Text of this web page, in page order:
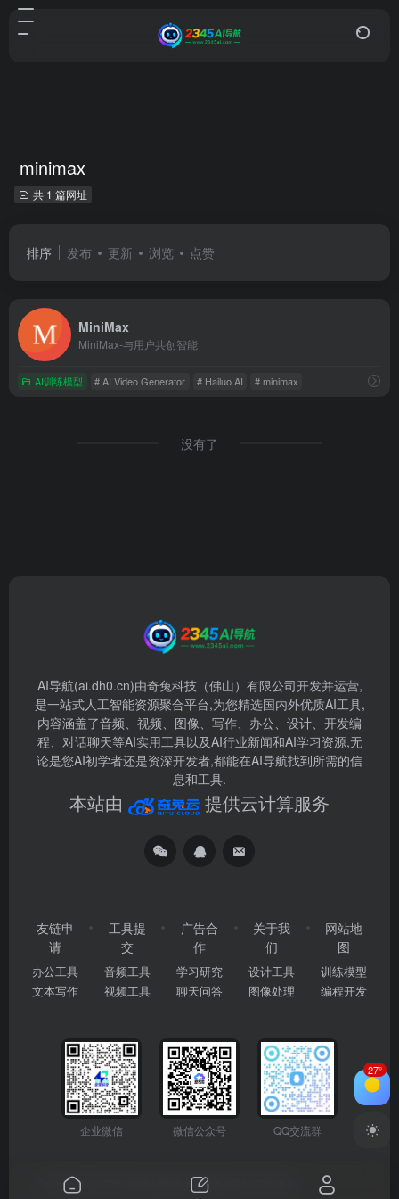
minimax
共 1 篇网址
排序 发布 更新 浏览 点赞
MiniMax
MiniMax-与用户共创智能
AI训练模型 # AI Video Generator # Hailuo AI # minimax
没有了
AI导航(ai.dh0.cn)由奇兔科技（佛山）有限公司开发并运营,
是一站式人工智能资源聚合平台,为您精选国内外优质AI工具,
内容涵盖了音频、视频、图像、写作、办公、设计、开发编
程、对话聊天等AI实用工具以及AI行业新闻和AI学习资源,无
论是您AI初学者还是资深开发者,都能在AI导航找到所需的信
息和工具.
本站由 提供云计算服务
友链申
请
办公工具
文本写作
工具提
交
音频工具
视频工具
广告合
作
学习研究
聊天问答
关于我
们
设计工具
图像处理
网站地
图
训练模型
编程开发
企业微信 微信公众号 QQ交流群
Copyright © 2026 粤ICP备2024177666号
27°